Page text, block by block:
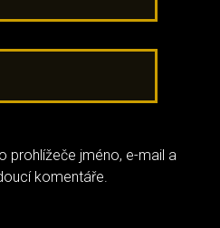
prohlížeče jméno, e-mail a
komentáře.